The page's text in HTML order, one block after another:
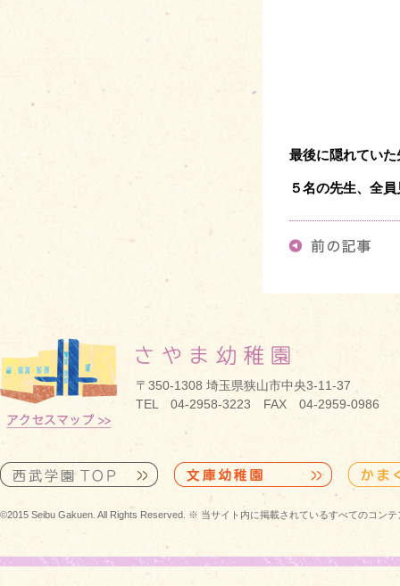
最後に隠れてい
５名の先生、全
〒350-1308 埼玉県狭山市中央3-11-37
TEL 04-2958-3223 FAX 04-2959-0986
©2015 Seibu Gakuen. All Rights Reserved. ※ 当サイト内に掲載されているすべてのコン